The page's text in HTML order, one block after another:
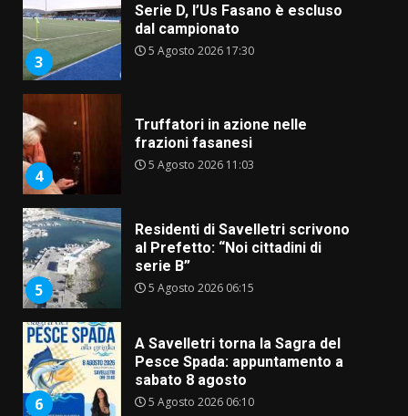
3
Serie D, l’Us Fasano è escluso
dal campionato
5 Agosto 2026 17:30
4
Truffatori in azione nelle
frazioni fasanesi
5 Agosto 2026 11:03
5
Residenti di Savelletri scrivono
al Prefetto: “Noi cittadini di
serie B”
5 Agosto 2026 06:15
6
A Savelletri torna la Sagra del
Pesce Spada: appuntamento a
sabato 8 agosto
5 Agosto 2026 06:10